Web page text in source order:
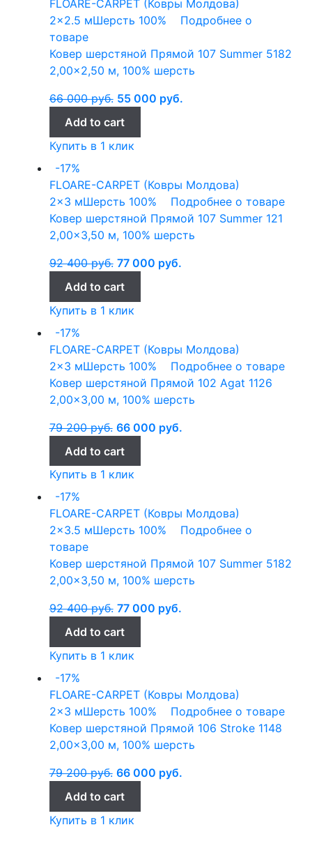
FLOARE-CARPET (Ковры Молдова)
2x2.5 мШерсть 100%
Подробнее о
товаре
Ковер шерстяной Прямой 107 Summer 5182
2,00×2,50 м, 100% шерсть
66 000руб. 55 000 руб.
Add to cart
Купить в 1 клик
-17%
FLOARE-CARPET (Ковры Молдова)
2x3 мШерсть 100%
Подробнее о товаре
Ковер шерстяной Прямой 107 Summer 121
2,00×3,50 м, 100% шерсть
92 400руб. 77 000 руб.
Add to cart
Купить в 1 клик
-17%
FLOARE-CARPET (Ковры Молдова)
2x3 мШерсть 100%
Подробнее о товаре
Ковер шерстяной Прямой 102 Agat 1126
2,00×3,00 м, 100% шерсть
79 200руб. 66 000 руб.
Add to cart
Купить в 1 клик
-17%
FLOARE-CARPET (Ковры Молдова)
2x3.5 мШерсть 100%
Подробнее о
товаре
Ковер шерстяной Прямой 107 Summer 5182
2,00×3,50 м, 100% шерсть
92 400руб. 77 000 руб.
Add to cart
Купить в 1 клик
-17%
FLOARE-CARPET (Ковры Молдова)
2x3 мШерсть 100%
Подробнее о товаре
Ковер шерстяной Прямой 106 Stroke 1148
2,00×3,00 м, 100% шерсть
79 200руб. 66 000 руб.
Add to cart
Купить в 1 клик